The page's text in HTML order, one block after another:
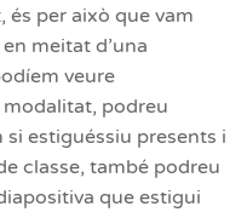
per això que vam
meitat d’una
veure
podreu
estiguéssiu presents i
classe, també podreu
que estigui